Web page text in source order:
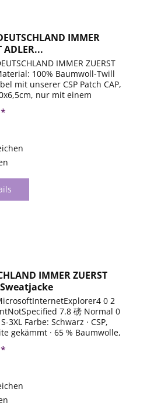
IMMER
ADLER...
IMMER ZUERST
100% Baumwoll-Twill
mit unserer CSP Patch CAP,
nur mit einem
Größen:
IMMER ZUERST
Sweatjacke
0 2
7.8 磅 Normal 0
3XL Farbe: Schwarz · CSP,
gekämmt · 65 % Baumwolle,
· 300 g/m² - max. 40°